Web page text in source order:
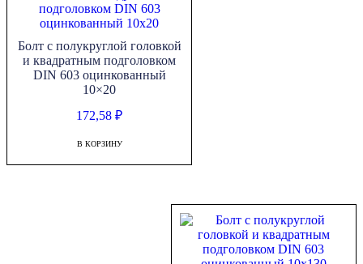
оцинкованный
10x35
Болт с полукруглой головкой
и квадратным подголовком
DIN 603 оцинкованный
10×20
172,58₽
В КОРЗИНУ